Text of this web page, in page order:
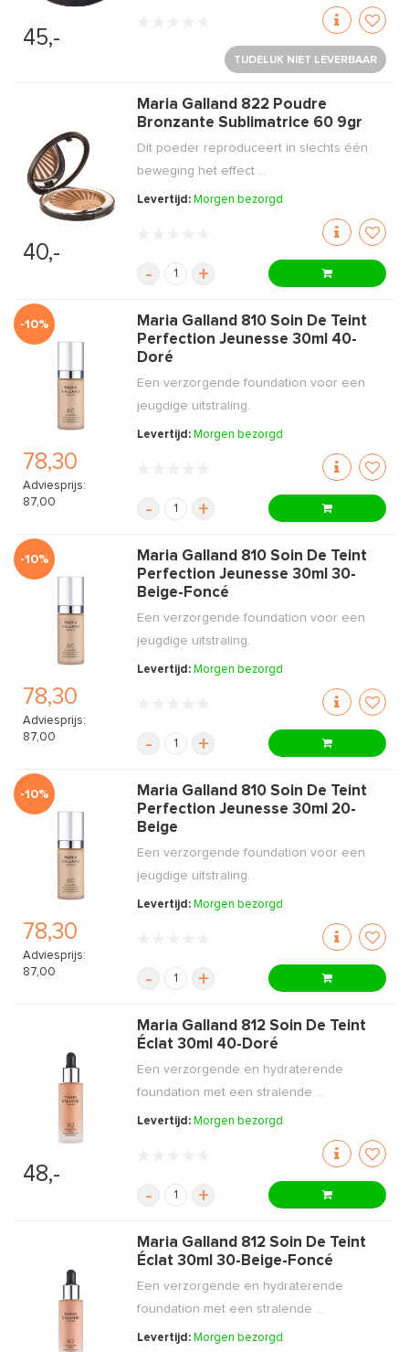
45,-
TIJDELIJK NIET LEVERBAAR
40,-
Maria Galland 822 Poudre
Bronzante Sublimatrice 60 9gr
Dit poeder reproduceert in slechts één
beweging het effect ...
Levertijd: Morgen bezorgd
- +
-10%
78,30
Adviesprijs:
87,00
Maria Galland 810 Soin De Teint
Perfection Jeunesse 30ml 40-
Doré
Een verzorgende foundation voor een
jeugdige uitstraling.
Levertijd: Morgen bezorgd
- +
-10%
78,30
Adviesprijs:
87,00
Maria Galland 810 Soin De Teint
Perfection Jeunesse 30ml 30-
Beige-Foncé
Een verzorgende foundation voor een
jeugdige uitstraling.
Levertijd: Morgen bezorgd
- +
-10%
78,30
Adviesprijs:
87,00
Maria Galland 810 Soin De Teint
Perfection Jeunesse 30ml 20-
Beige
Een verzorgende foundation voor een
jeugdige uitstraling.
Levertijd: Morgen bezorgd
- +
48,-
Maria Galland 812 Soin De Teint
Éclat 30ml 40-Doré
Een verzorgende en hydraterende
foundation met een stralende ...
Levertijd: Morgen bezorgd
- +
Maria Galland 812 Soin De Teint
Éclat 30ml 30-Beige-Foncé
Een verzorgende en hydraterende
foundation met een stralende ...
Levertijd: Morgen bezorgd